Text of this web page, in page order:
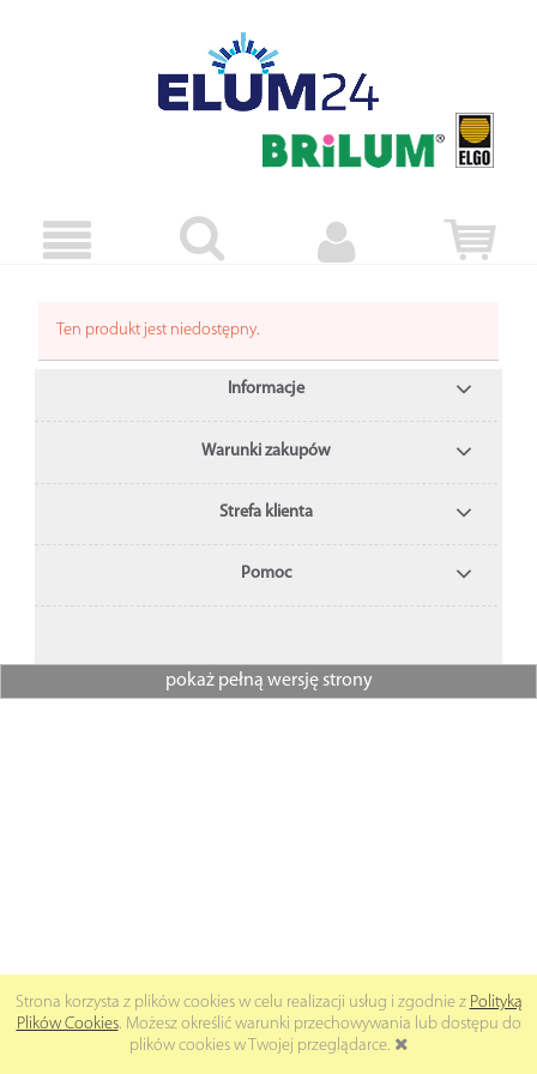
Strona korzysta z plików cookies w celu realizacji usług i zgodnie z Polityką
Plików Cookies. Możesz określić warunki przechowywania lub dostępu do
plików cookies w Twojej przeglądarce.
Ten produkt jest niedostępny.
Informacje
Warunki zakupów
Strefa klienta
Pomoc
pokaż pełną wersję strony